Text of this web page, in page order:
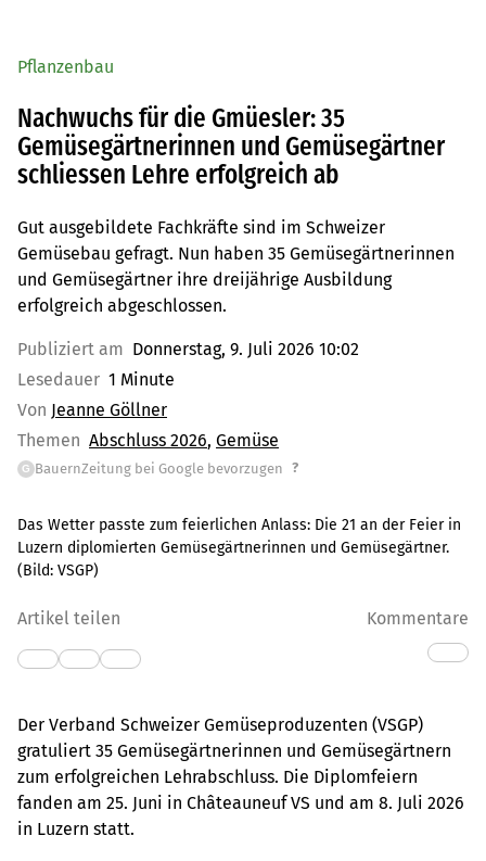
Pflanzenbau
Nachwuchs für die Gmüesler: 35
Gemüsegärtnerinnen und Gemüsegärtner
schliessen Lehre erfolgreich ab
Gut ausgebildete Fachkräfte sind im Schweizer
Gemüsebau gefragt. Nun haben 35 Gemüsegärtnerinnen
und Gemüsegärtner ihre dreijährige Ausbildung
erfolgreich abgeschlossen.
Publiziert am Donnerstag, 9. Juli 2026 10:02
Lesedauer 1 Minute
Von Jeanne Göllner
Themen Abschluss 2026 Gemüse
G BauernZeitung bei Google bevorzugen ?
Das Wetter passte zum feierlichen Anlass: Die 21 an der Feier in
Luzern diplomierten Gemüsegärtnerinnen und Gemüsegärtner.
(Bild: VSGP)
Artikel teilen Kommentare
Der Verband Schweizer Gemüseproduzenten (VSGP)
gratuliert 35 Gemüsegärtnerinnen und Gemüsegärtnern
zum erfolgreichen Lehrabschluss. Die Diplomfeiern
fanden am 25. Juni in Châteauneuf VS und am 8. Juli 2026
in Luzern statt.